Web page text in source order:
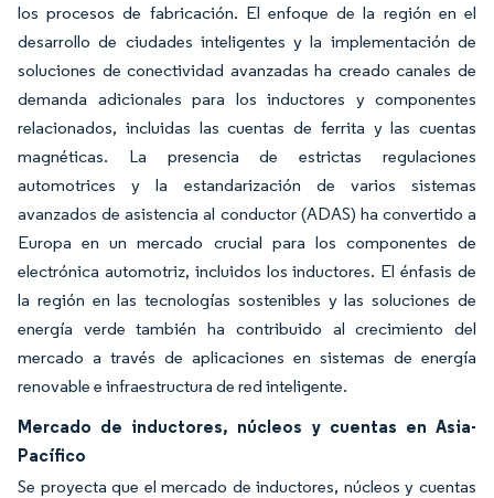
los procesos de fabricación. El enfoque de la región en el
desarrollo de ciudades inteligentes y la implementación de
soluciones de conectividad avanzadas ha creado canales de
demanda adicionales para los inductores y componentes
relacionados, incluidas las cuentas de ferrita y las cuentas
magnéticas. La presencia de estrictas regulaciones
automotrices y la estandarización de varios sistemas
avanzados de asistencia al conductor (ADAS) ha convertido a
Europa en un mercado crucial para los componentes de
electrónica automotriz, incluidos los inductores. El énfasis de
la región en las tecnologías sostenibles y las soluciones de
energía verde también ha contribuido al crecimiento del
mercado a través de aplicaciones en sistemas de energía
renovable e infraestructura de red inteligente.
Mercado de inductores, núcleos y cuentas en Asia-
Pacífico
Se proyecta que el mercado de inductores, núcleos y cuentas